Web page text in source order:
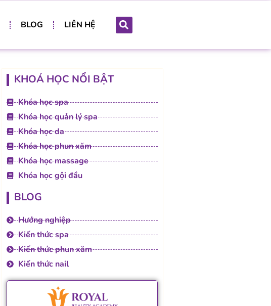
BLOG LIÊN HỆ
KHOÁ HỌC NỔI BẬT
Khóa học spa
Khóa học quản lý spa
Khóa học da
Khóa học phun xăm
Khóa học massage
Khóa học gội đầu
BLOG
Hướng nghiệp
Kiến thức spa
Kiến thức phun xăm
Kiến thức nail